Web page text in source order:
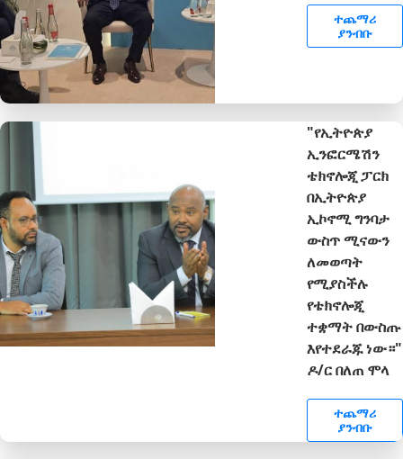
ተጨማሪ
ያንብቡ
"የኢትዮጵያ
ኢንፎርሜሽን
ቴክኖሎጂ ፓርክ
በኢትዮጵያ
ኢኮኖሚ ግንባታ
ውስጥ ሚናውን
ለመወጣት
የሚያስችሉ
የቴክኖሎጂ
ተቋማት በውስጡ
እየተደራጁ ነው።"
ዶ/ር በለጠ ሞላ
ተጨማሪ
ያንብቡ